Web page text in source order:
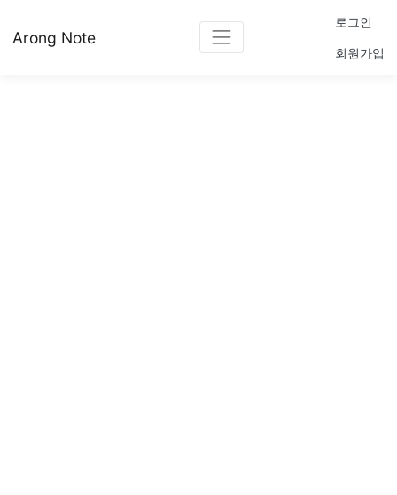
Arong Note
로그인
회원가입